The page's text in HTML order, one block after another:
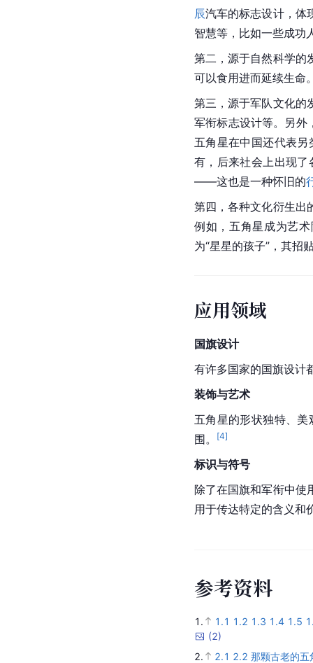
辰汽车的标志设计，体
智慧等，比如一些成功
第二，源于自然科学的
可以食用进而延续生命
第三，源于军队文化的
军衔标志设计等。另外
五角星在中国还代表
有，后来社会上出现
——这也是一种怀旧的
第四，各种文化衍生
例如，五角星成为艺
为“星星的孩子”，其招
应用领域
国旗设计
有许多国家的国旗设计
装饰与艺术
五角星的形状独特、
围。
[4]
标识与符号
除了在国旗和军衔中使
用于传达特定的含义和
参考资料
1. 1.1 1.2 1.3 1.4 1.5
(2)
2.
2.1 2.2 那颗古老的五